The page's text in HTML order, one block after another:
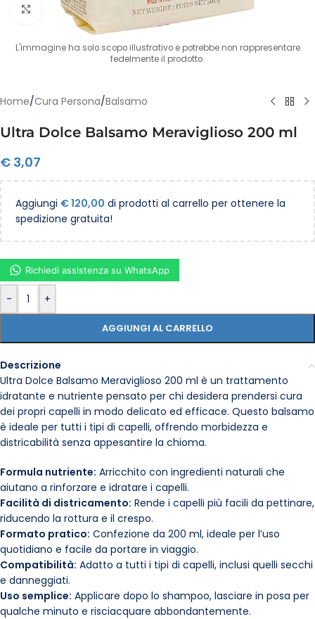
Clicca per ingrandire
L'immagine ha solo scopo illustrativo e potrebbe non rappresentare
fedelmente il prodotto.
Home/Cura Persona/Balsamo
Ultra Dolce Balsamo Meraviglioso 200 ml
€ 3,07
Aggiungi €120,00 di prodotti al carrello per ottenere la
spedizione gratuita!
- +
AGGIUNGI AL CARRELLO
Richiedi assistenza su WhatsApp
Descrizione
Ultra Dolce Balsamo Meraviglioso 200 ml è un trattamento
idratante e nutriente pensato per chi desidera prendersi cura
dei propri capelli in modo delicato ed efficace. Questo balsamo
è ideale per tutti i tipi di capelli, offrendo morbidezza e
districabilità senza appesantire la chioma.
Formula nutriente: Arricchito con ingredienti naturali che
aiutano a rinforzare e idratare i capelli.
Facilità di districamento: Rende i capelli più facili da pettinare,
riducendo la rottura e il crespo.
Formato pratico: Confezione da 200 ml, ideale per l’uso
quotidiano e facile da portare in viaggio.
Compatibilità: Adatto a tutti i tipi di capelli, inclusi quelli secchi
e danneggiati.
Uso semplice: Applicare dopo lo shampoo, lasciare in posa per
qualche minuto e risciacquare abbondantemente.